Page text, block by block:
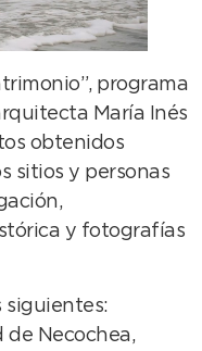
programa
María Inés
obtenidos
sitios y personas
y fotografías
siguientes:
de Necochea,